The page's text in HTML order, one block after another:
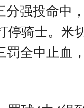
强投命中
停骑士。米
全中止血